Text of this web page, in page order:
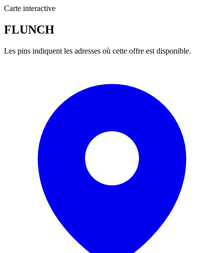
Carte interactive
FLUNCH
Les pins indiquent les adresses où cette offre est disponible.